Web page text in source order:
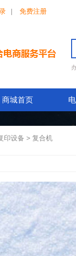
| 免费注册
商城首页
印设备 > 复合机